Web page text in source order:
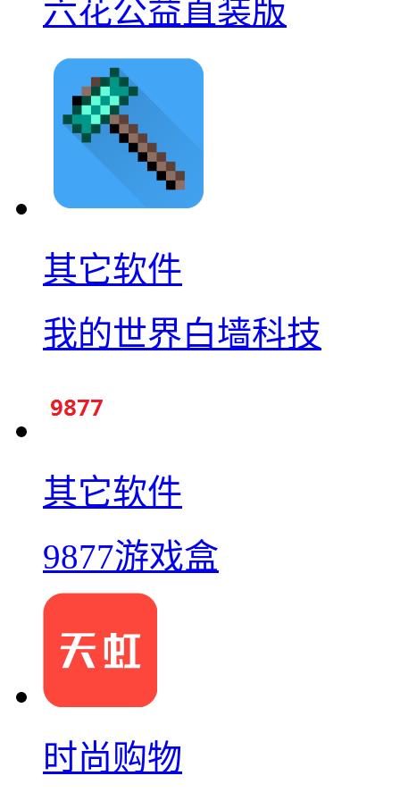
六花公益直装版
其它软件
我的世界白墙科技
其它软件
9877游戏盒
时尚购物